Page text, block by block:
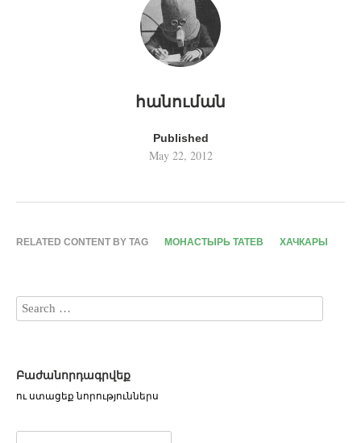
հանուման
Published
May 22, 2012
RELATED CONTENT BY TAG МОНАСТЫРЬ ТАТЕВ ХАЧКАРЫ
Բաժանորդագրվեք
ու ստացեք նորություններս